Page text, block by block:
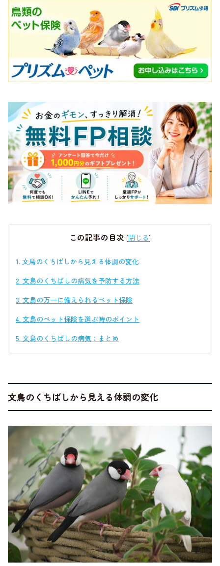
この記事の目次 [閉じる]
1. 文鳥のくちばしから見える体調の変化
2. 文鳥のくちばしの病気を予防する方法
3. 文鳥の万一に備えられるペット保険
4. 文鳥のペット保険を選ぶ時のポイント
5. 文鳥のくちばしの病気：まとめ
文鳥のくちばしから見える体調の変化